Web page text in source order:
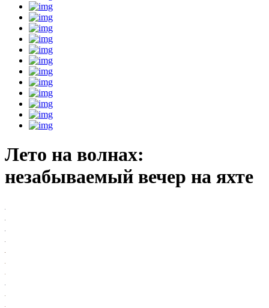
Лето на волнах:
незабываемый вечер на яхте